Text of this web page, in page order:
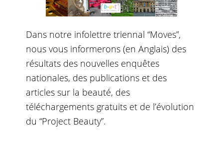
Dans notre infolettre triennal “Moves”,
nous vous informerons (en Anglais) des
résultats des nouvelles enquêtes
nationales, des publications et des
articles sur la beauté, des
téléchargements gratuits et de l’évolution
du “Project Beauty”.